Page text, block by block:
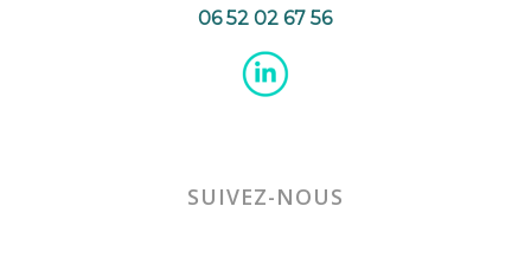
06 52 02 67 56
SUIVEZ-NOUS